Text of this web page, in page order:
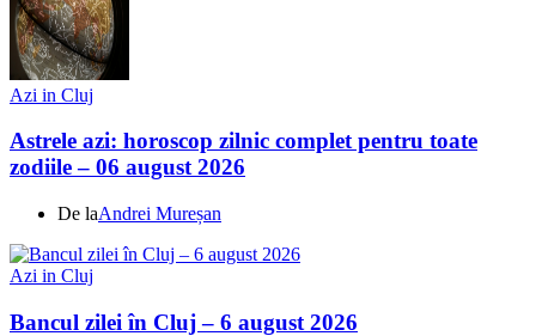
Azi in Cluj
Astrele azi: horoscop zilnic complet pentru toate
zodiile – 06 august 2026
De laAndrei Mureșan
Azi in Cluj
Bancul zilei în Cluj – 6 august 2026